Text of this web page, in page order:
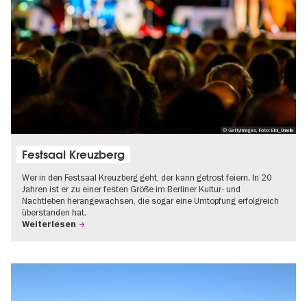
© GettyImages, Foto: Eloi_Omella
Festsaal Kreuzberg
Wer in den Festsaal Kreuzberg geht, der kann getrost feiern. In 20
Jahren ist er zu einer festen Größe im Berliner Kultur- und
Nachtleben herangewachsen, die sogar eine Umtopfung erfolgreich
überstanden hat.
Weiterlesen